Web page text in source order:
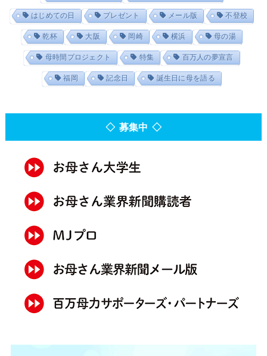
はじめての日 プレゼント メール版 不登校
乾杯 大阪 岡崎 横浜 母の湯
母時間プロジェクト 特集 百万人の夢宣言
福岡 記念日 誕生日に母を語る
◇ 募集中 ◇